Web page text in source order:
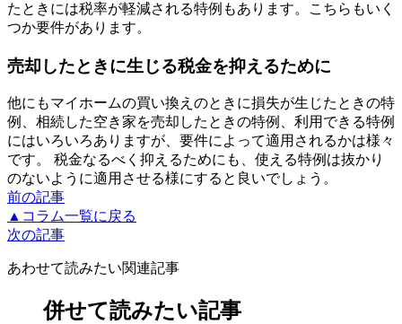
たときには税率が軽減される特例もあります。こちらもいく
つか要件があります。
売却したときに生じる税金を抑えるために
他にもマイホームの買い換えのときに損失が生じたときの特
例、相続した空き家を売却したときの特例、利用できる特例
にはいろいろありますが、要件によって適用されるかは様々
です。 税金なるべく抑えるためにも、使える特例は抜かり
のないように適用させる様にすると良いでしょう。
前の記事
▲コラム一覧に戻る
次の記事
あわせて読みたい関連記事
併せて読みたい記事